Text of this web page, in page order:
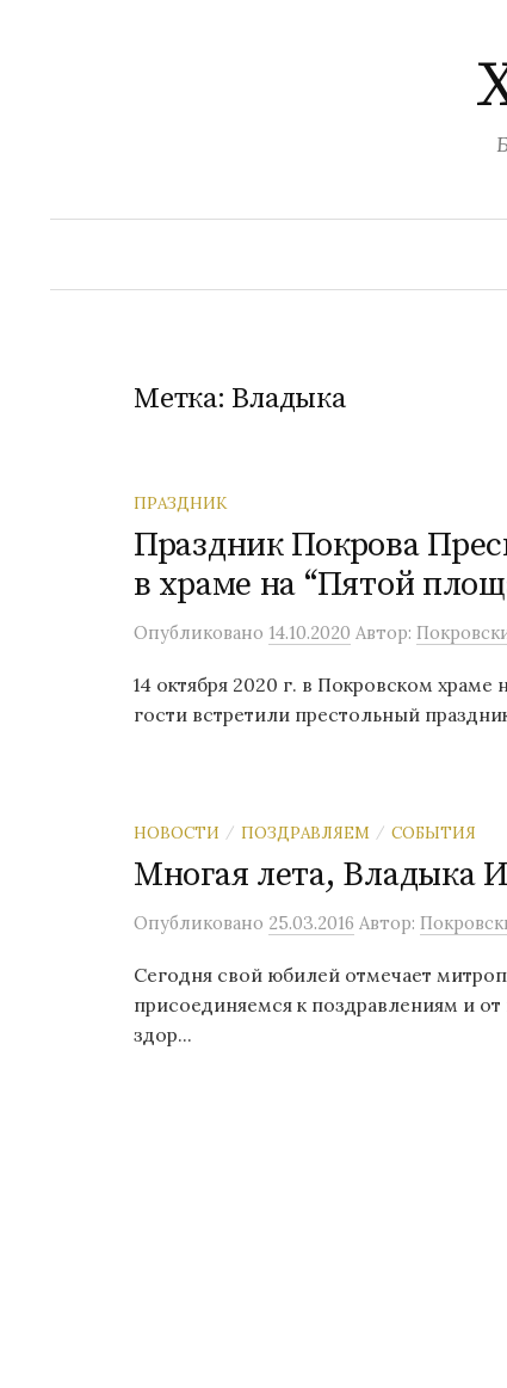
Метка: Владыка
ПРАЗДНИК
Праздник Покрова
в храме на “Пятой
Опубликовано 14.10.2020 Автор:
14 октября 2020 г. в Покровском
гости встретили престольный
НОВОСТИ / ПОЗДРАВЛЯЕМ / СОБЫТИЯ
Многая лета, Владыка
Опубликовано 25.03.2016 Автор:
Сегодня свой юбилей отмечает
присоединяемся к поздравлениям и
здор...